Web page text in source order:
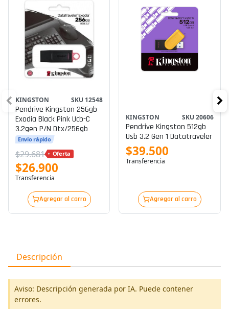
KINGSTON SKU 12548
Pendrive Kingston 256gb
Exodia Black Pink Ucb-C
3.2gen P/n Dtx/256gb
Envío rápido
$29.681 Oferta
$26.900
Transferencia
Agregar al carro
KINGSTON SKU 20606
Pendrive Kingston 512gb
Usb 3.2 Gen 1 Datatraveler
$39.500
Transferencia
Agregar al carro
Descripción
Aviso: Descripción generada por IA. Puede contener
errores.